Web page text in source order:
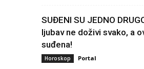
SUĐENI SU JEDNO
ljubav ne doživi svako, a
suđena!
Horoskop Portal